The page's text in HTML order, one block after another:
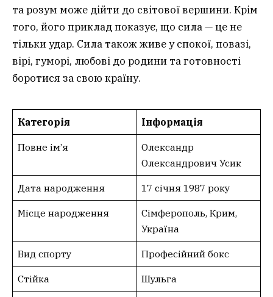
та розум може дійти до світової вершини. Крім
того, його приклад показує, що сила — це не
тільки удар. Сила також живе у спокої, повазі,
вірі, гуморі, любові до родини та готовності
боротися за свою країну.
Категорія Інформація
Повне ім’я
Олександр
Олександрович Усик
Дата народження 17 січня 1987 року
Місце народження
Сімферополь, Крим,
Україна
Вид спорту Професійний бокс
Стійка Шульга